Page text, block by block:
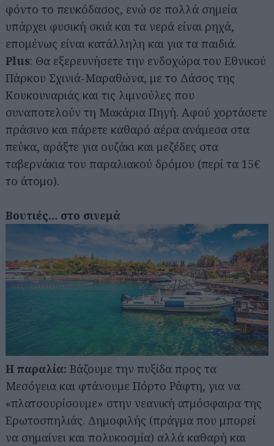
φόντο το πευκόδασος, ενώ σε πολλά σημεία
υπάρχει φυσική σκιά και τα νερά είναι ρηχά,
επομένως είναι κατάλληλη και για τα παιδιά.
Plus: Θα εξερευνήσετε την ενδοχώρα του Εθνικού
Πάρκου Σχινιά-Μαραθώνα, με το Δάσος της
Κουκουναριάς και τις λιμνούλες που
συναποτελούν τη Μακάρια Πηγή. Αφού χορτάσετε
πράσινο και πάρετε καθαρό αέρα ανάμεσα στα
πεύκα, αράξτε για ουζάκι και μεζέδες στα
ταβερνάκια του παραλιακού δρόμου (περί τα 15€
το άτομο).
Βουτιές… στο σινεμά
Η παραλία: Βάζουμε την πυξίδα προς τα
Μεσόγεια και φτάνουμε Πόρτο Ράφτη, για να
«πλατσουρίσουμε» στην νεανική ατμόσφαιρα της
Ερωτοσπηλιάς. Δημοφιλής (πράγμα που μπορεί
να σημαίνει και πολυκοσμία) αλλά καθαρή και